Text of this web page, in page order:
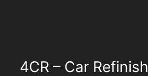
4CR – Car Refinish